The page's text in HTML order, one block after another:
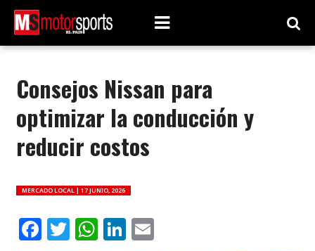
Consejos Nissan para
optimizar la conducción y
reducir costos
MERCADO LOCAL | 17 JUNIO, 2026
Facebook
Twitter
WhatsApp
LinkedIn
Email